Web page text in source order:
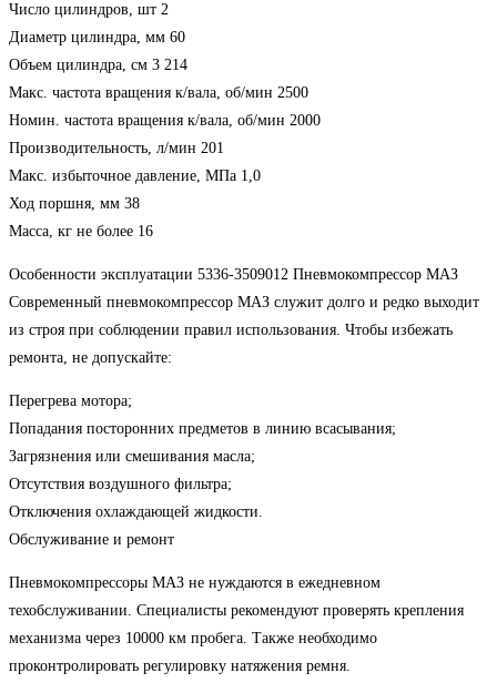
Число цилиндров, шт 2
Диаметр цилиндра, мм 60
Объем цилиндра, см 3 214
Макс. частота вращения к/вала, об/мин 2500
Номин. частота вращения к/вала, об/мин 2000
Производительность, л/мин 201
Макс. избыточное давление, МПа 1,0
Ход поршня, мм 38
Масса, кг не более 16
Особенности эксплуатации 5336-3509012 Пневмокомпрессор МАЗ
Современный пневмокомпрессор МАЗ служит долго и редко выходит
из строя при соблюдении правил использования. Чтобы избежать
ремонта, не допускайте:
Перегрева мотора;
Попадания посторонних предметов в линию всасывания;
Загрязнения или смешивания масла;
Отсутствия воздушного фильтра;
Отключения охлаждающей жидкости.
Обслуживание и ремонт
Пневмокомпрессоры МАЗ не нуждаются в ежедневном
техобслуживании. Специалисты рекомендуют проверять крепления
механизма через 10000 км пробега. Также необходимо
проконтролировать регулировку натяжения ремня.